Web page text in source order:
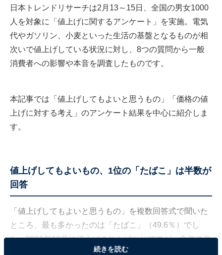
日本トレンドリサーチは2月13～15日、全国の男女1000
人を対象に「値上げに関するアンケート」を実施。電気
代やガソリン、小麦といった生活の基盤となるものが相
次いで値上げしている状況に対し、8つの質問から一般
消費者への影響や本音を調査したものです。
本記事では「値上げしてもよいと思うもの」「価格の値
上げに対する考え」のアンケート結果を中心に紹介しま
す。
値上げしてもよいもの、1位の「たばこ」は半数が
回答
「値上げしてもよいと思うもの」を複数回答式で聞いた
ところ、最も多かったのは「たばこ」（49.6％）でし
た。2021年10月に値上げされたばかりですが、全体の半
数は「値上げしてよい」と考えているようです。
続きを読む